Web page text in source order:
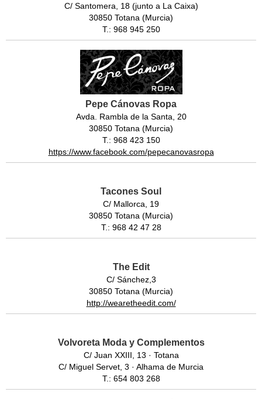
C/ Santomera, 18 (junto a La Caixa)
30850 Totana (Murcia)
T.: 968 945 250
Pepe Cánovas Ropa
Avda. Rambla de la Santa, 20
30850 Totana (Murcia)
T.: 968 423 150
https://www.facebook.com/pepecanovasropa
Tacones Soul
C/ Mallorca, 19
30850 Totana (Murcia)
T.: 968 42 47 28
The Edit
C/ Sánchez,3
30850 Totana (Murcia)
http://wearetheedit.com/
Volvoreta Moda y Complementos
C/ Juan XXIII, 13 · Totana
C/ Miguel Servet, 3 · Alhama de Murcia
T.: 654 803 268